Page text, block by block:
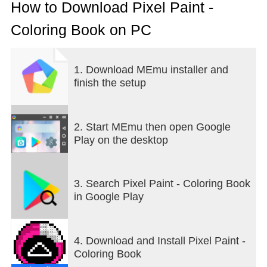
How to Download Pixel Paint -
Coloring Book on PC
1. Download MEmu installer and
finish the setup
2. Start MEmu then open Google
Play on the desktop
3. Search Pixel Paint - Coloring Book
in Google Play
4. Download and Install Pixel Paint -
Coloring Book